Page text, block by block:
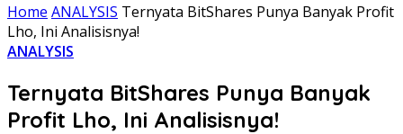
Home ANALYSIS Ternyata BitShares Punya Banyak Profit
Lho, Ini Analisisnya!
ANALYSIS
Ternyata BitShares Punya Banyak
Profit Lho, Ini Analisisnya!